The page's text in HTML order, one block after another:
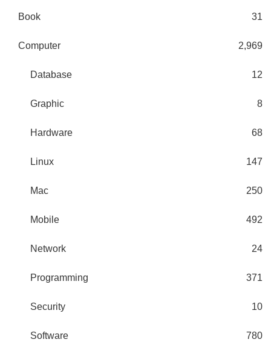
Book 31
Computer 2,969
Database 12
Graphic 8
Hardware 68
Linux 147
Mac 250
Mobile 492
Network 24
Programming 371
Security 10
Software 780